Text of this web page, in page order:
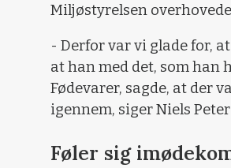
Miljøstyrelsen
- Derfor var vi glade for,
at han med det, som han
Fødevarer, sagde, at der
igennem, siger Niels
Føler sig